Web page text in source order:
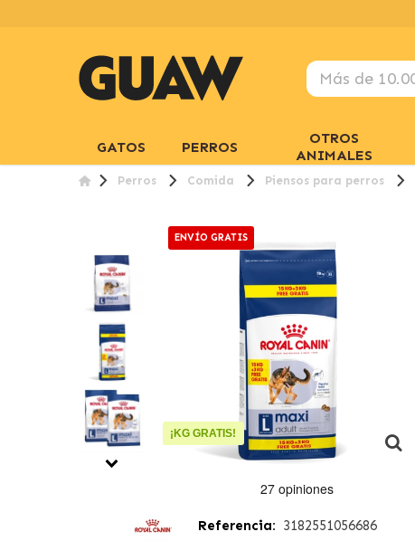
GATOS PERROS
OTROS
ANIMALES
Perros Comida Piensos para perros
ENVÍO GRATIS
¡KG GRATIS!
Referencia: 3182551056686